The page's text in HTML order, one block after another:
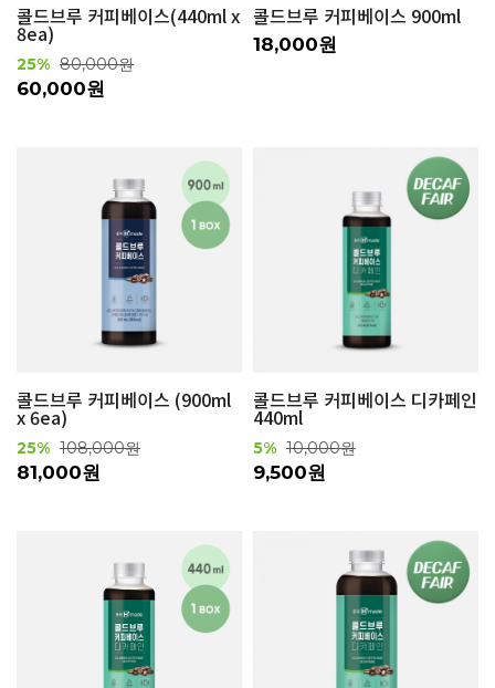
콜드브루 커피베이스(440ml x
8ea)
25% 80,000원
60,000원
콜드브루 커피베이스 900ml
18,000원
콜드브루 커피베이스 (900ml
x 6ea)
25% 108,000원
81,000원
콜드브루 커피베이스 디카페인
440ml
5% 10,000원
9,500원